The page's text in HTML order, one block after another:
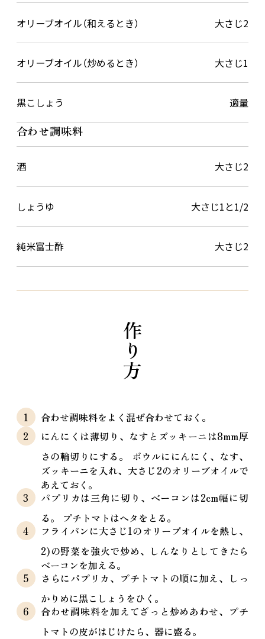
オリーブオイル（和えるとき） 大さじ2
オリーブオイル（炒めるとき） 大さじ1
黒こしょう 適量
合わせ調味料
酒 大さじ2
しょうゆ 大さじ1と1/2
純米富士酢 大さじ2
作り方
合わせ調味料をよく混ぜ合わせておく。
にんにくは薄切り、なすとズッキーニは8mm厚
さの輪切りにする。 ボウルににんにく、なす、
ズッキーニを入れ、大さじ2のオリーブオイルで
あえておく。
パプリカは三角に切り、ベーコンは2cm幅に切
る。 プチトマトはヘタをとる。
フライパンに大さじ1のオリーブオイルを熱し、
2)の野菜を強火で炒め、しんなりとしてきたら
ベーコンを加える。
さらにパプリカ、プチトマトの順に加え、しっ
かりめに黒こしょうをひく。
合わせ調味料を加えてざっと炒めあわせ、プチ
トマトの皮がはじけたら、器に盛る。